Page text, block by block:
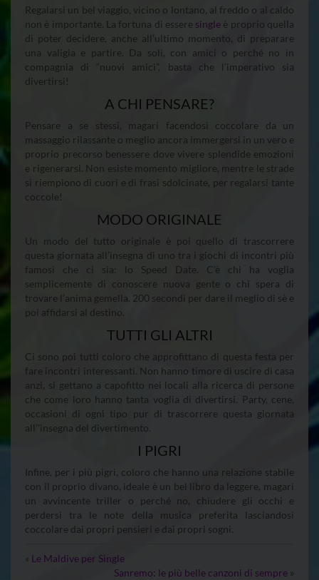
Regalarsi un bel viaggio, vicino o lontano, al freddo o al caldo
non è importante. La fortuna di essere single è proprio quella
di poter decidere, anche all’ultimo momento, di preparare
una valigia e partire. Da soli, con amici o perché no in
compagnia di “nuovi amici”, basta che l’imperativo sia
divertirsi!
A CHI PENSARE?
Pensare a se stessi, magari facendosi coccolare da un
massaggio rilassante o meglio ancora immergersi in un vero e
proprio precorso benessere dove vivere splendide emozioni
e rigenerarsi. Non esiste momento migliore, mentre le strade
si riempiono di cuori e di frasi sdolcinate, per regalarsi tante
coccole!
MODO ORIGINALE
Un modo del tutto originale è poi quello di trascorrere
questa giornata all’insegna di uno tra i giochi di incontri più
famosi che ci sia: lo Speed Date. C’è chi ha voglia
semplicemente di conoscere nuova gente o chi spera di
trovare l’anima gemella. 200 secondi per dare il meglio di sè e
poi affidarsi al destino.
TUTTI GLI ALTRI
Ci sono poi tutti coloro che approfittano di questa festa per
fare incontri interessanti. Non hanno timore di uscire di casa
anzi, si gettano a capofitto nei locali alla ricerca di persone
che come loro hanno tanta voglia di divertirsi. Party, cene,
occasioni di ogni tipo pur di trascorrere questa giornata
all’’insegna del divertimento.
I PIGRI
Infine, per i più pigri, coloro che hanno una relazione stabile
con il proprio divano, ideale è un bel libro da leggere, magari
un avvincente triller o perché no, chiudere gli occhi e
perdersi tra le note della musica preferita lasciandosi
coccolare dai propri pensieri e dai propri sogni.
« Le Maldive per Single
Sanremo: le più belle canzoni di sempre »